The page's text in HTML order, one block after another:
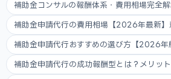
補助金コンサルの報酬体系・費用相場完全
補助金申請代行の費用相場【2026年最新】
補助金申請代行おすすめの選び方【2026年
補助金申請代行の成功報酬型とは？メリット